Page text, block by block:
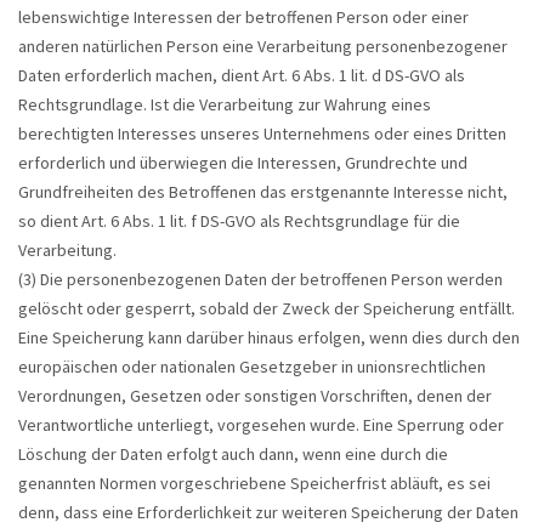
lebenswichtige Interessen der betroffenen Person oder einer
anderen natürlichen Person eine Verarbeitung personenbezogener
Daten erforderlich machen, dient Art. 6 Abs. 1 lit. d DS-GVO als
Rechtsgrundlage. Ist die Verarbeitung zur Wahrung eines
berechtigten Interesses unseres Unternehmens oder eines Dritten
erforderlich und überwiegen die Interessen, Grundrechte und
Grundfreiheiten des Betroffenen das erstgenannte Interesse nicht,
so dient Art. 6 Abs. 1 lit. f DS-GVO als Rechtsgrundlage für die
Verarbeitung.
(3) Die personenbezogenen Daten der betroffenen Person werden
gelöscht oder gesperrt, sobald der Zweck der Speicherung entfällt.
Eine Speicherung kann darüber hinaus erfolgen, wenn dies durch den
europäischen oder nationalen Gesetzgeber in unionsrechtlichen
Verordnungen, Gesetzen oder sonstigen Vorschriften, denen der
Verantwortliche unterliegt, vorgesehen wurde. Eine Sperrung oder
Löschung der Daten erfolgt auch dann, wenn eine durch die
genannten Normen vorgeschriebene Speicherfrist abläuft, es sei
denn, dass eine Erforderlichkeit zur weiteren Speicherung der Daten